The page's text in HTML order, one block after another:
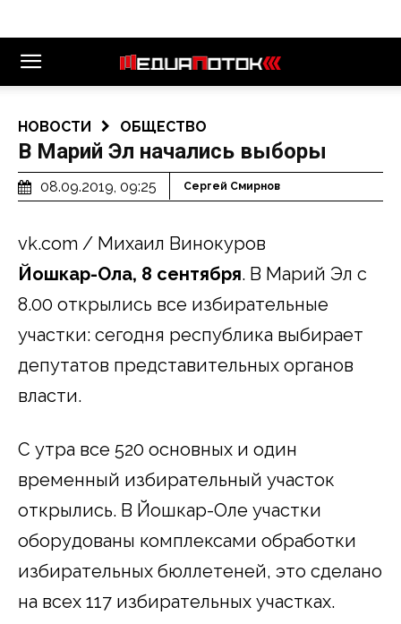
НОВОСТИ ОБЩЕСТВО
В Марий Эл начались выборы
08.09.2019, 09:25 Сергей Смирнов
vk.com / Михаил Винокуров
Йошкар-Ола, 8 сентября. В Марий Эл с
8.00 открылись все избирательные
участки: сегодня республика выбирает
депутатов представительных органов
власти.
С утра все 520 основных и один
временный избирательный участок
открылись. В Йошкар-Оле участки
оборудованы комплексами обработки
избирательных бюллетеней, это сделано
на всех 117 избирательных участках.